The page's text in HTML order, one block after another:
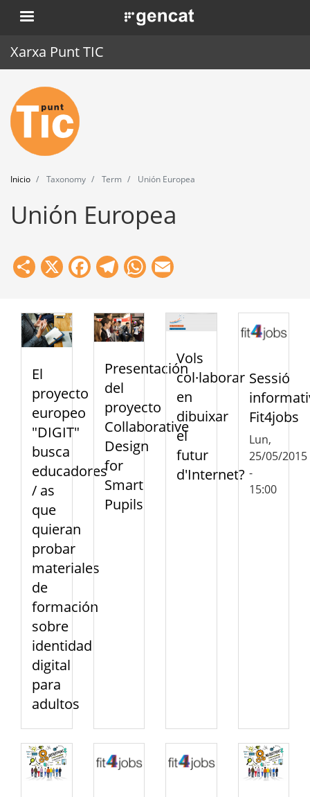
Pasar
al
. Obre en una nova finestra.
Xarxa Punt TIC
Inicio
Punt TIC
Actualidad
Agenda
Formación
Herramientas
Inicio Taxonomy Term Unión Europea
Unión Europea
Share
X Facebook
Telegram
WhatsApp
El
proyecto
europeo
"DIGIT"
busca
educadores
/ as
que
quieran
probar
materiales
de
formación
sobre
identidad
digital
para
adultos
Presentación
del
proyecto
Collaborative
Design
for
Smart
Pupils
Vols
col·laborar
en
dibuixar
el
futur
d'Internet?
Sessió
Fit4jobs
Lun,
25/05/2015
-
15:00